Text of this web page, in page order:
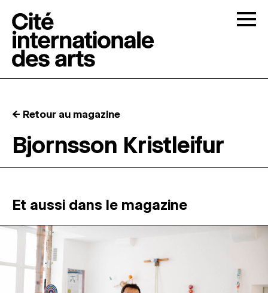
RÉSIDENCES ↓
ATELIERS OUVERTS
PROGRAMMATION
MAGAZINE
← Retour au magazine
Bjornsson Kristleifur
Et aussi dans le magazine